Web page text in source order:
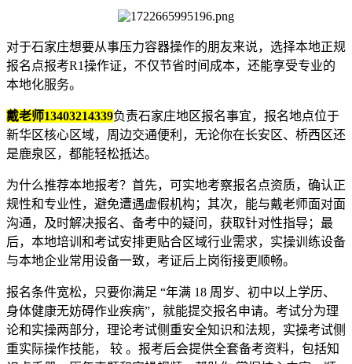
对于石家庄想要从事压力容器操作的朋友来说，选择本地正规
报名点报考R1操作证，不仅节省时间成本，还能享受专业的
本地化服务。
戴老师13403214339负责石家庄地区报名事宜，报名地点位于
新华区核心区域，周边交通便利，无论你在长安区、桥西区还
是鹿泉区，都能轻松抵达。
为什么推荐本地报考？首先，可实地考察报名点资质，确认正
规性和专业性，避免遭遇虚假机构；其次，能与戴老师面对面
沟通，及时解决报名、备考中的疑问，获取针对性指导；最
后，本地培训和考试安排更贴合区域行业需求，实操训练设备
与本地企业常用设备一致，考证后上岗衔接更顺畅。
报名条件宽松，只要你满足 “年满 18 周岁、初中以上学历、
身体健康无妨碍作业疾病”，就能提交报名申请。考试分为理
论和实操两部分，理论考试侧重安全知识和法规，实操考试侧
重实际操作技能， 较 。报考后会提供全套备考资料，包括知